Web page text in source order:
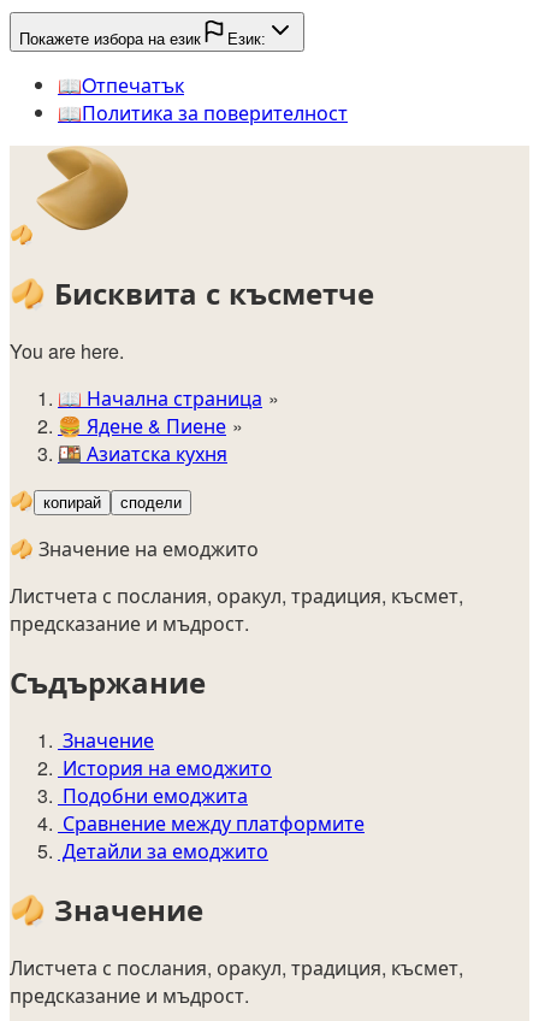
Покажете избора на език Език:
📖️Oтпечатък
📖️Политика за поверителност
🥠
🥠 Бисквита с късметче
You are here.
📖 Начална страница
🍔️ Ядене & Пиене
🍱 Азиатска кухня
🥠 копирай сподели
🥠 Значение на емоджито
Листчета с послания, оракул, традиция, късмет,
предсказание и мъдрост.
Съдържание
Значение
История на емоджито
Подобни емоджита
Сравнение между платформите
Детайли за емоджито
🥠 Значение
Листчета с послания, оракул, традиция, късмет,
предсказание и мъдрост.